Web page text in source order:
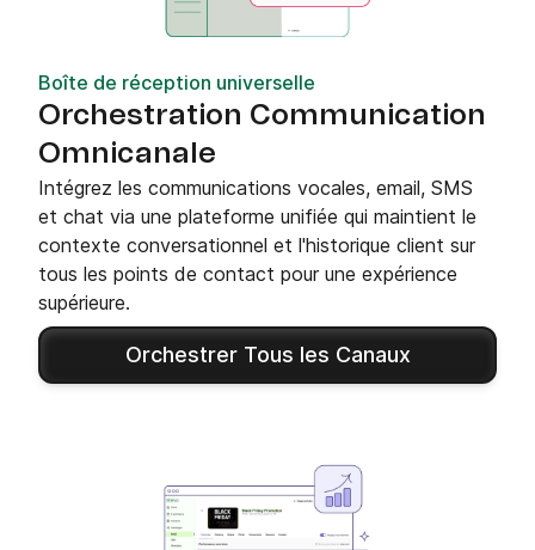
Boîte de réception universelle
Orchestration Communication
Omnicanale
Intégrez les communications vocales, email, SMS
et chat via une plateforme unifiée qui maintient le
contexte conversationnel et l'historique client sur
tous les points de contact pour une expérience
supérieure.
Orchestrer Tous les Canaux